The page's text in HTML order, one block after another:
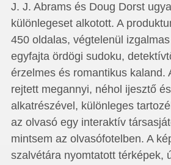
J. J. Abrams és Doug Dorst
különlegeset alkotott. A
450 oldalas, végtelenül
egyfajta ördögi sudoku,
érzelmes és romantikus kaland.
rejtett megannyi, néhol ijesztő
alkatrészével, különleges
az olvasó egy interaktív
mintsem az olvasófotelben. A
szalvétára nyomtatott térképek,